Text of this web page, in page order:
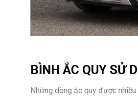
BÌNH ẮC QUY SỬ
Những dòng ắc quy được